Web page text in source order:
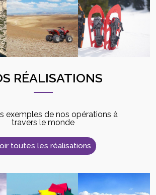
RÉALISATIONS
exemples de nos opérations à
travers le monde
toutes les réalisations